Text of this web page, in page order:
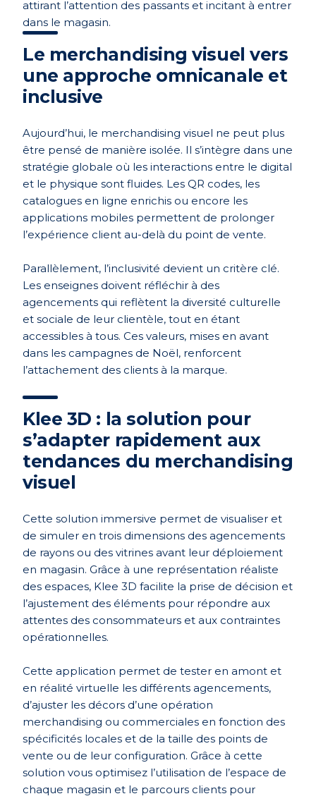
attirant l’attention des passants et incitant à entrer
dans le magasin.
Le merchandising visuel vers
une approche omnicanale et
inclusive
Aujourd’hui, le merchandising visuel ne peut plus
être pensé de manière isolée. Il s’intègre dans une
stratégie globale où les interactions entre le digital
et le physique sont fluides. Les QR codes, les
catalogues en ligne enrichis ou encore les
applications mobiles permettent de prolonger
l’expérience client au-delà du point de vente.
Parallèlement, l’inclusivité devient un critère clé.
Les enseignes doivent réfléchir à des
agencements qui reflètent la diversité culturelle
et sociale de leur clientèle, tout en étant
accessibles à tous. Ces valeurs, mises en avant
dans les campagnes de Noël, renforcent
l’attachement des clients à la marque.
Klee 3D : la solution pour
s’adapter rapidement aux
tendances du merchandising
visuel
Cette solution immersive permet de visualiser et
de simuler en trois dimensions des agencements
de rayons ou des vitrines avant leur déploiement
en magasin. Grâce à une représentation réaliste
des espaces, Klee 3D facilite la prise de décision et
l’ajustement des éléments pour répondre aux
attentes des consommateurs et aux contraintes
opérationnelles.
Cette application permet de tester en amont et
en réalité virtuelle les différents agencements,
d’ajuster les décors d’une opération
merchandising ou commerciales en fonction des
spécificités locales et de la taille des points de
vente ou de leur configuration. Grâce à cette
solution vous optimisez l’utilisation de l’espace de
chaque magasin et le parcours clients pour